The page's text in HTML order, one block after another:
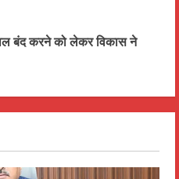
बंद करने को लेकर विकास ने